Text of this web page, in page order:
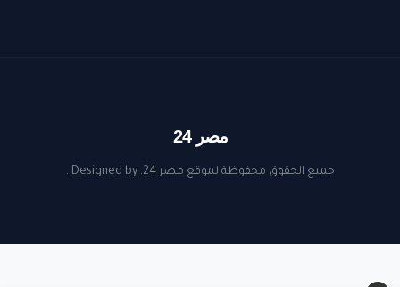
مصر 24
جميع الحقوق محفوظة لموقع مصر 24. Designed by .